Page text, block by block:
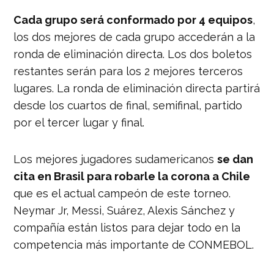
Cada grupo será conformado por 4 equipos,
los dos mejores de cada grupo accederán a la
ronda de eliminación directa. Los dos boletos
restantes serán para los 2 mejores terceros
lugares. La ronda de eliminación directa partirá
desde los cuartos de final, semifinal, partido
por el tercer lugar y final.
Los mejores jugadores sudamericanosse dan
cita en Brasil para robarle la corona a Chile
que es el actual campeón de este torneo.
Neymar Jr, Messi, Suárez, Alexis Sánchez y
compañía están listos para dejar todo en la
competencia más importante de CONMEBOL.